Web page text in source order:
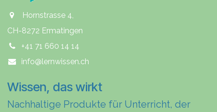
Hornstrasse 4,
CH-8272 Ermatingen
+41 71 660 14 14
info@lernwissen.ch
Wissen, das wirkt
Nachhaltige Produkte für Unterricht, der